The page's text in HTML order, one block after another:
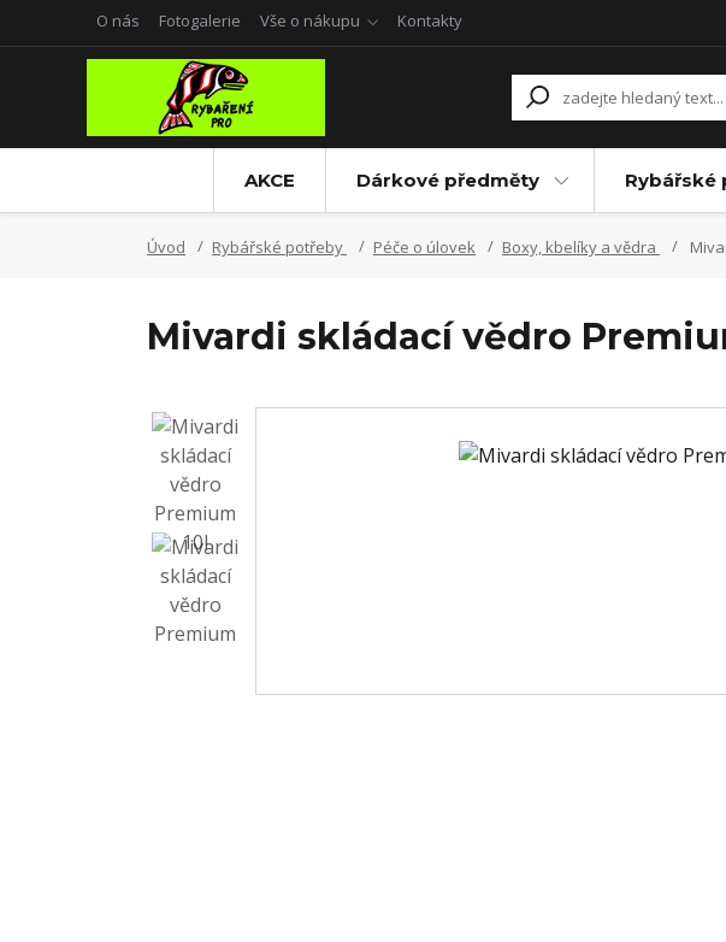
O nás Fotogalerie Vše o nákupu Kontakty
AKCE Dárkové předměty Rybářské
Úvod Rybářské potřeby Péče o úlovek Boxy, kbelíky a vědra
Mivardi skládací vědro